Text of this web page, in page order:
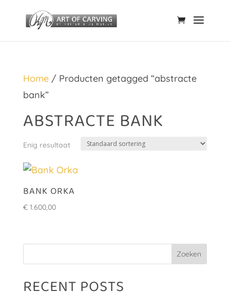
Home/ Producten getagged “abstracte
bank”
ABSTRACTE BANK
Enig resultaat
BANK ORKA
€1.600,00
Zoeken